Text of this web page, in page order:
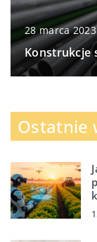
28 marca 2023
Konstrukcje
Ostatnie